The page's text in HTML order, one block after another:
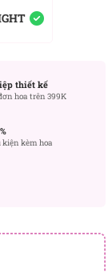
thiết kế
hoa trên 399K
kèm hoa